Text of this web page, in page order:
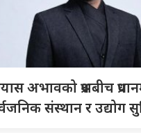
अभावको प्रश्नबीच
संस्थान र उद्योग